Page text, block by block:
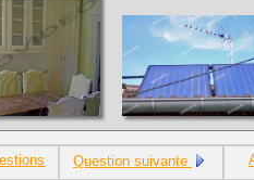
Question suivante